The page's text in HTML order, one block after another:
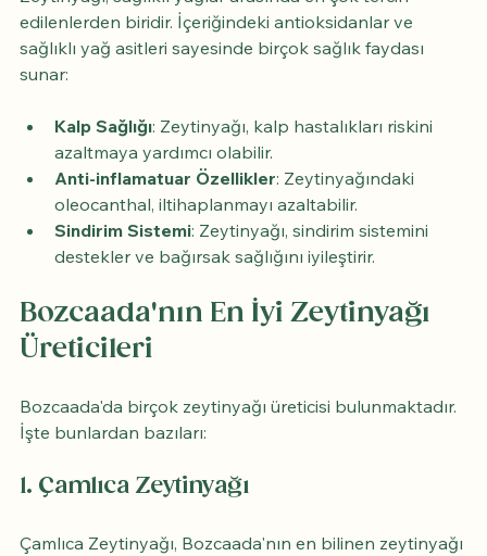
edilenlerden biridir. İçeriğindeki antioksidanlar ve
sağlıklı yağ asitleri sayesinde birçok sağlık faydası
sunar:
Kalp Sağlığı: Zeytinyağı, kalp hastalıkları riskini
azaltmaya yardımcı olabilir.
Anti-inflamatuar Özellikler: Zeytinyağındaki
oleocanthal, iltihaplanmayı azaltabilir.
Sindirim Sistemi: Zeytinyağı, sindirim sistemini
destekler ve bağırsak sağlığını iyileştirir.
Bozcaada'nın En İyi Zeytinyağı
Üreticileri
Bozcaada'da birçok zeytinyağı üreticisi bulunmaktadır.
İşte bunlardan bazıları:
1. Çamlıca Zeytinyağı
Çamlıca Zeytinyağı, Bozcaada'nın en bilinen zeytinyağı